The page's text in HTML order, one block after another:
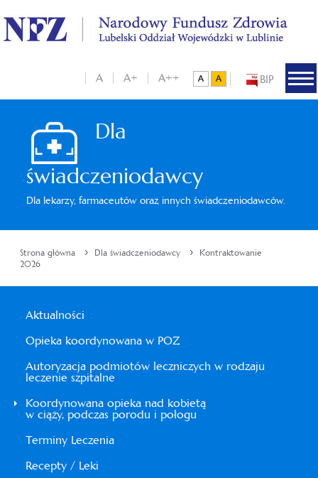
BIP
A A+ A++
Dla
świadczeniodawcy
Dla lekarzy, farmaceutów oraz innych świadczeniodawców.
Strona główna › Dla świadczeniodawcy › Kontraktowanie
2026
Aktualności
Opieka koordynowana w POZ
Autoryzacja podmiotów leczniczych w rodzaju
leczenie szpitalne
Koordynowana opieka nad kobietą
w ciąży, podczas porodu i połogu
Terminy Leczenia
Recepty / Leki